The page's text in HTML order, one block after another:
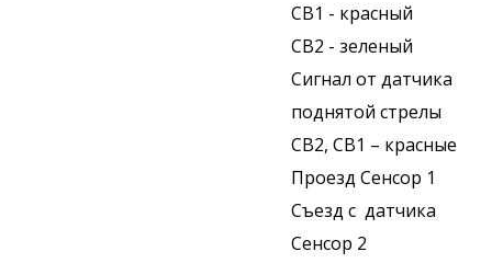
СВ1 - красный
СВ2 - зеленый
Сигнал от датчика
поднятой стрелы
СВ2, СВ1 – красные
Проезд Сенсор 1
Съезд с датчика
Сенсор 2